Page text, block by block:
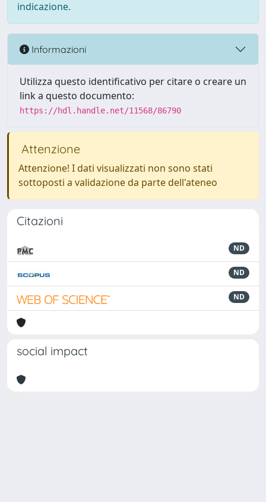
indicazione.
Informazioni
Utilizza questo identificativo per citare o creare un
link a questo documento:
https://hdl.handle.net/11568/86790
Attenzione
Attenzione! I dati visualizzati non sono stati
sottoposti a validazione da parte dell'ateneo
Citazioni
ND
ND
ND
social impact